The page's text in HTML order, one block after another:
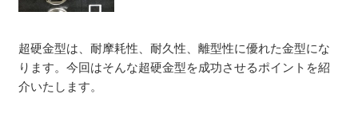
超硬金型は、耐摩耗性、耐久性、離型性に優れた金型にな
ります。今回はそんな超硬金型を成功させるポイントを紹
介いたします。